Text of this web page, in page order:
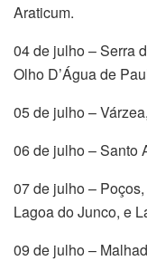
Araticum.
04 de julho – Serra
Olho D’Água de
05 de julho –
06 de julho – Santo
07 de julho –
Lagoa do Junco, e
09 de julho –